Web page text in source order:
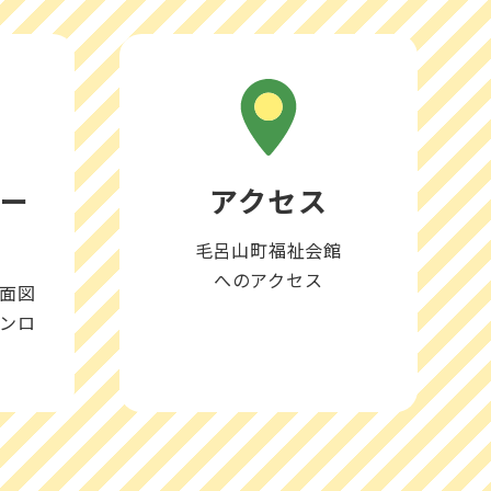
図
ロ
アクセス
毛呂山町福祉会館
へのアクセス